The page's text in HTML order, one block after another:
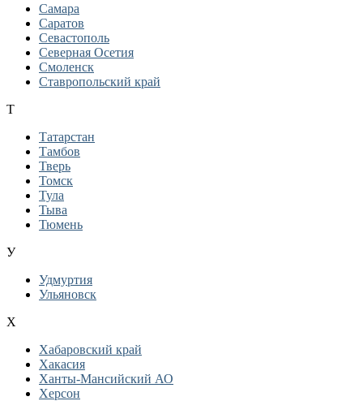
Самара
Саратов
Севастополь
Северная Осетия
Смоленск
Ставропольский край
Т
Татарстан
Тамбов
Тверь
Томск
Тула
Тыва
Тюмень
У
Удмуртия
Ульяновск
Х
Хабаровский край
Хакасия
Ханты-Мансийский АО
Херсон